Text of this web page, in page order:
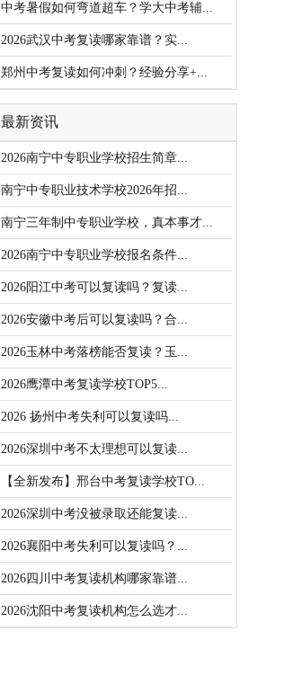
中考暑假如何弯道超车？学大中考辅...
2026武汉中考复读哪家靠谱？实...
郑州中考复读如何冲刺？经验分享+...
最新资讯
2026南宁中专职业学校招生简章...
南宁中专职业技术学校2026年招...
南宁三年制中专职业学校，真本事才...
2026南宁中专职业学校报名条件...
2026阳江中考可以复读吗？复读...
2026安徽中考后可以复读吗？合...
2026玉林中考落榜能否复读？玉...
2026鹰潭中考复读学校TOP5...
2026 扬州中考失利可以复读吗...
2026深圳中考不太理想可以复读...
【全新发布】邢台中考复读学校TO...
2026深圳中考没被录取还能复读...
2026襄阳中考失利可以复读吗？...
2026四川中考复读机构哪家靠谱...
2026沈阳中考复读机构怎么选才...